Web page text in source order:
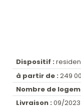
Dispositif :
à partir de : 249
Nombre de
Livraison : 09/2023